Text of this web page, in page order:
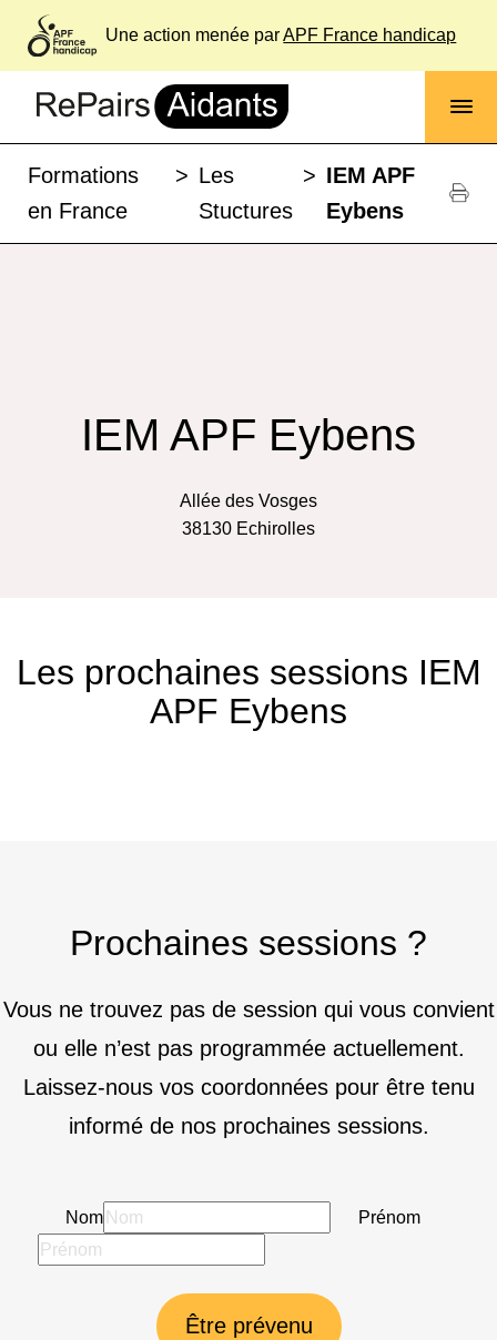
Une action menée parAPF France handicap
Formations
en France
> Les
Stuctures
> IEM APF
Eybens
IEM APF Eybens
Allée des Vosges
38130 Echirolles
Les prochaines sessions IEM
APF Eybens
Prochaines sessions ?
Vous ne trouvez pas de session qui vous convient
ou elle n’est pas programmée actuellement.
Laissez-nous vos coordonnées pour être tenu
informé de nos prochaines sessions.
Nom Prénom
Être prévenu